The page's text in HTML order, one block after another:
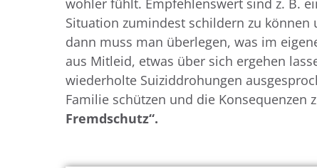
wohler fühlt. Empfehlenswert sind z. B.
Situation zumindest schildern zu können
dann muss man überlegen, was im
aus Mitleid, etwas über sich ergehen
wiederholte Suiziddrohungen
Familie schützen und die Konsequenzen
Fremdschutz“.